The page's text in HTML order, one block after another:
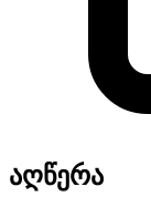
აღწერა